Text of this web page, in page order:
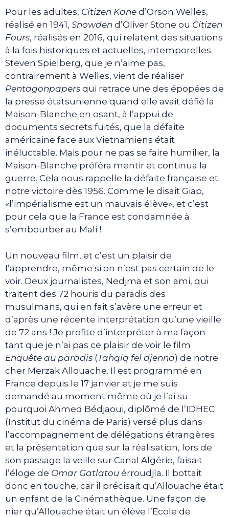
Pour les adultes, Citizen Kane d’Orson Welles,
réalisé en 1941, Snowden d’Oliver Stone ou Citizen
Fours, réalisés en 2016, qui relatent des situations
à la fois historiques et actuelles, intemporelles.
Steven Spielberg, que je n’aime pas,
contrairement à Welles, vient de réaliser
Pentagonpapers qui retrace une des épopées de
la presse étatsunienne quand elle avait défié la
Maison-Blanche en osant, à l’appui de
documents secrets fuités, que la défaite
américaine face aux Vietnamiens était
inéluctable. Mais pour ne pas se faire humilier, la
Maison-Blanche préféra mentir et continua la
guerre. Cela nous rappelle la défaite française et
notre victoire dès 1956. Comme le disait Giap,
«l’impérialisme est un mauvais élève», et c’est
pour cela que la France est condamnée à
s’embourber au Mali !
Un nouveau film, et c’est un plaisir de
l’apprendre, même si on n’est pas certain de le
voir. Deux journalistes, Nedjma et son ami, qui
traitent des 72 houris du paradis des
musulmans, qui en fait s’avère une erreur et
d’après une récente interprétation qu’une vieille
de 72 ans ! Je profite d’interpréter à ma façon
tant que je n’ai pas ce plaisir de voir le film
Enquête au paradis (Tahqiq fel djenna) de notre
cher Merzak Allouache. Il est programmé en
France depuis le 17 janvier et je me suis
demandé au moment même où je l’ai su :
pourquoi Ahmed Bédjaoui, diplômé de l’IDHEC
(Institut du cinéma de Paris) versé plus dans
l’accompagnement de délégations étrangères
et la présentation que sur la réalisation, lors de
son passage la veille sur Canal Algérie, faisait
l’éloge de Omar Gatlatou érroudjla. Il bottait
donc en touche, car il précisait qu’Allouache était
un enfant de la Cinémathèque. Une façon de
nier qu’Allouache était un élève l’Ecole de